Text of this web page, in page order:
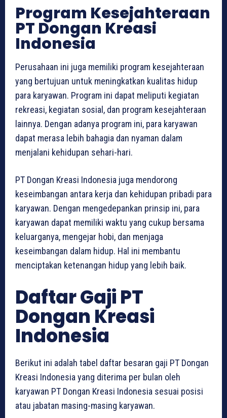
Program Kesejahteraan
PT Dongan Kreasi
Indonesia
Perusahaan ini juga memiliki program kesejahteraan
yang bertujuan untuk meningkatkan kualitas hidup
para karyawan. Program ini dapat meliputi kegiatan
rekreasi, kegiatan sosial, dan program kesejahteraan
lainnya. Dengan adanya program ini, para karyawan
dapat merasa lebih bahagia dan nyaman dalam
menjalani kehidupan sehari-hari.
PT Dongan Kreasi Indonesia juga mendorong
keseimbangan antara kerja dan kehidupan pribadi para
karyawan. Dengan mengedepankan prinsip ini, para
karyawan dapat memiliki waktu yang cukup bersama
keluarganya, mengejar hobi, dan menjaga
keseimbangan dalam hidup. Hal ini membantu
menciptakan ketenangan hidup yang lebih baik.
Daftar Gaji PT
Dongan Kreasi
Indonesia
Berikut ini adalah tabel daftar besaran gaji PT Dongan
Kreasi Indonesia yang diterima per bulan oleh
karyawan PT Dongan Kreasi Indonesia sesuai posisi
atau jabatan masing-masing karyawan.